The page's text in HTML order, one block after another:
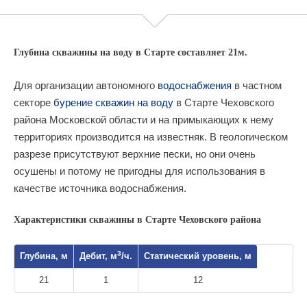
Глубина скважины на воду в Старте составляет 21м.
Для организации автономного водоснабжения в частном
секторе бурение скважин на воду в Старте Чеховского
района Московской области и на примыкающих к нему
территориях производится на известняк. В геологическом
разрезе присутствуют верхние пески, но они очень
осушены и потому не пригодны для использования в
качестве источника водоснабжения.
Характеристики скважины в Старте Чеховского района
Глубина, м Дебит, м3/ч. Статический уровень, м
21 1 12